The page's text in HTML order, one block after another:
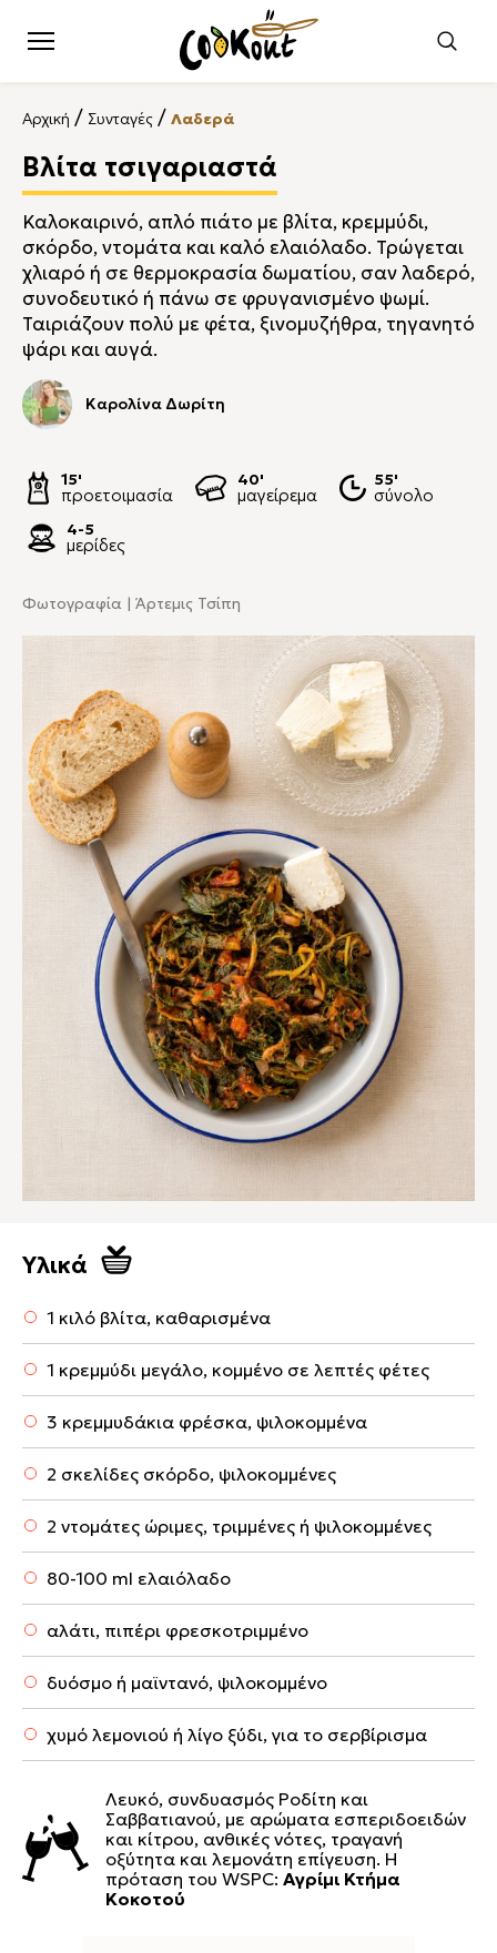
Αρχική / Συνταγές / Λαδερά
Βλίτα τσιγαριαστά
Καλοκαιρινό, απλό πιάτο με βλίτα, κρεμμύδι,
σκόρδο, ντομάτα και καλό ελαιόλαδο. Τρώγεται
χλιαρό ή σε θερμοκρασία δωματίου, σαν λαδερό,
συνοδευτικό ή πάνω σε φρυγανισμένο ψωμί.
Ταιριάζουν πολύ με φέτα, ξινομυζήθρα, τηγανητό
ψάρι και αυγά.
Καρολίνα Δωρίτη
15'
προετοιμασία
40'
μαγείρεμα
55'
σύνολο
4-5
μερίδες
Φωτογραφία | Άρτεμις Τσίπη
Υλικά
1 κιλό βλίτα, καθαρισμένα
1 κρεμμύδι μεγάλο, κομμένο σε λεπτές φέτες
3 κρεμμυδάκια φρέσκα, ψιλοκομμένα
2 σκελίδες σκόρδο, ψιλοκομμένες
2 ντομάτες ώριμες, τριμμένες ή ψιλοκομμένες
80-100 ml ελαιόλαδο
αλάτι, πιπέρι φρεσκοτριμμένο
δυόσμο ή μαϊντανό, ψιλοκομμένο
χυμό λεμονιού ή λίγο ξύδι, για το σερβίρισμα
Λευκό, συνδυασμός Ροδίτη και
Σαββατιανού, με αρώματα εσπεριδοειδών
και κίτρου, ανθικές νότες, τραγανή
οξύτητα και λεμονάτη επίγευση. Η
πρόταση του WSPC: Αγρίμι Κτήμα
Κοκοτού